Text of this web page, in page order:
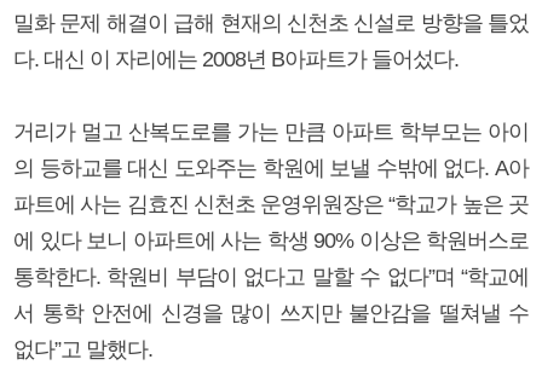
밀화 문제 해결이 급해 현재의 신천초 신설로 방향을 틀었
다. 대신 이 자리에는 2008년 B아파트가 들어섰다.
거리가 멀고 산복도로를 가는 만큼 아파트 학부모는 아이
의 등하교를 대신 도와주는 학원에 보낼 수밖에 없다. A아
파트에 사는 김효진 신천초 운영위원장은 “학교가 높은 곳
에 있다 보니 아파트에 사는 학생 90% 이상은 학원버스로
통학한다. 학원비 부담이 없다고 말할 수 없다”며 “학교에
서 통학 안전에 신경을 많이 쓰지만 불안감을 떨쳐낼 수
없다”고 말했다.